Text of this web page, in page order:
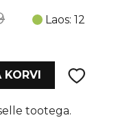
Laos: 12
KORVI
tootega.